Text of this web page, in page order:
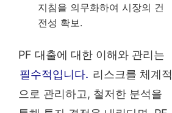
지침을 의무화하여 시장의 건
전성 확보.
PF 대출에 대한 이해와 관리는
필수적입니다. 리스크를 체계적
으로 관리하고, 철저한 분석을